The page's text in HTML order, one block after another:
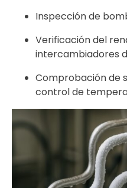
Inspección de
Verificación del
intercambiadores
Comprobación de
control de